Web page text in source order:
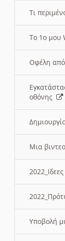
Τι
Το 1ο μου
Οφέλη
οθόνης
Μια
Υποβολή